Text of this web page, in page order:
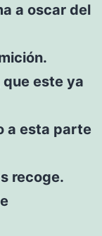
a oscar del
este ya
a esta parte
recoge.